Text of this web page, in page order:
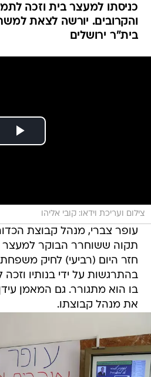
כניסתו למעצר בית וזכה
והקרובים. יורשה לצאת
בית"ר ירושלים
צילום ועריכת וידאו: קובי אליהו
עופר צברי, מנהל קבוצת
תקוה ששוחרר הבוקר למעצר
חזר היום (רביעי) לחיק
בהתרגשות על ידי בנותיו וזכה
בו הוא מתגורר. גם המאמן
את מנהל קבוצתו.